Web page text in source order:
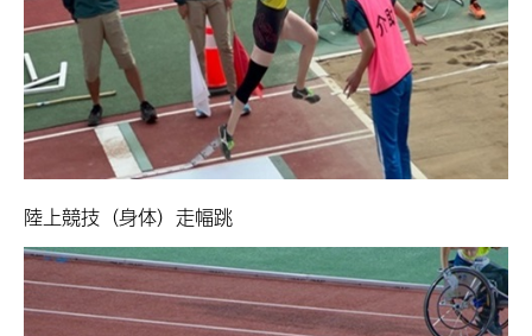
陸上競技（身体）走幅跳